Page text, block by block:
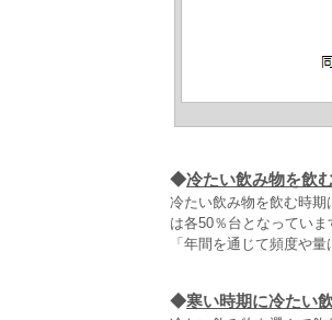
◆冷たい飲み物を飲
冷たい飲み物を飲む時
は各50％台となっていま
「年間を通じて頻度や
◆寒い時期に冷たい